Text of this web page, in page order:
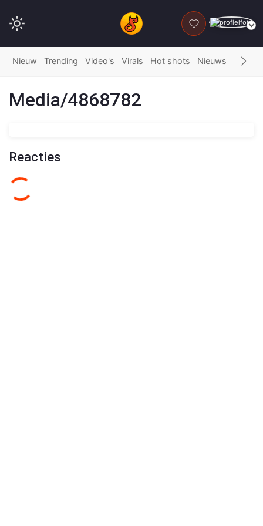
DONEER
Nieuw Trending Video's Virals Hot shots Nieuws Fails
Media/4868782
Reacties